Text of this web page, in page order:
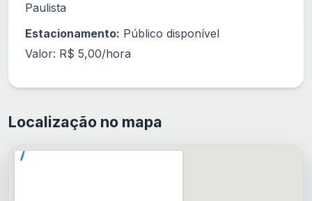
Paulista
Estacionamento: Público disponível
Valor: R$ 5,00/hora
Localização no mapa